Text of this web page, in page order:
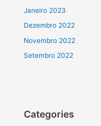
Janeiro 2023
Dezembro 2022
Novembro 2022
Setembro 2022
Categories